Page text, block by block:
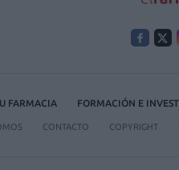
FARMACIA FORMACIÓN E
CONTACTO COPYRIGHT